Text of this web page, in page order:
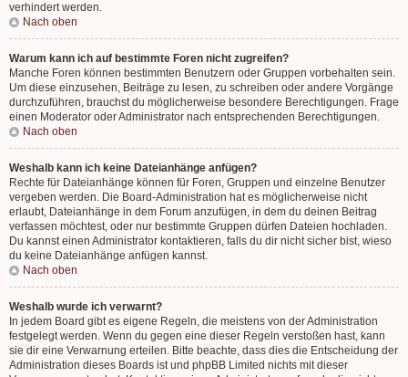
verhindert werden.
Nach oben
Warum kann ich auf bestimmte Foren nicht zugreifen?
Manche Foren können bestimmten Benutzern oder Gruppen vorbehalten sein.
Um diese einzusehen, Beiträge zu lesen, zu schreiben oder andere Vorgänge
durchzuführen, brauchst du möglicherweise besondere Berechtigungen. Frage
einen Moderator oder Administrator nach entsprechenden Berechtigungen.
Nach oben
Weshalb kann ich keine Dateianhänge anfügen?
Rechte für Dateianhänge können für Foren, Gruppen und einzelne Benutzer
vergeben werden. Die Board-Administration hat es möglicherweise nicht
erlaubt, Dateianhänge in dem Forum anzufügen, in dem du deinen Beitrag
verfassen möchtest, oder nur bestimmte Gruppen dürfen Dateien hochladen.
Du kannst einen Administrator kontaktieren, falls du dir nicht sicher bist, wieso
du keine Dateianhänge anfügen kannst.
Nach oben
Weshalb wurde ich verwarnt?
In jedem Board gibt es eigene Regeln, die meistens von der Administration
festgelegt werden. Wenn du gegen eine dieser Regeln verstoßen hast, kann
sie dir eine Verwarnung erteilen. Bitte beachte, dass dies die Entscheidung der
Administration dieses Boards ist und phpBB Limited nichts mit dieser